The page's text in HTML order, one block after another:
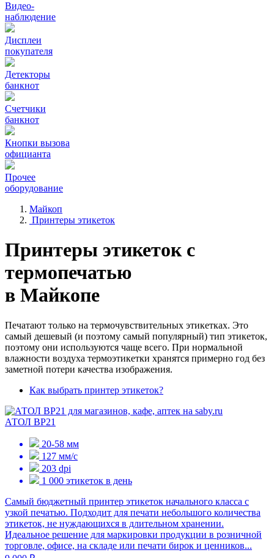
Видео‑
наблюдение
Дисплеи
покупателя
Детекторы
банкнот
Счетчики
банкнот
Кнопки вызова
официанта
Прочее
оборудование
Майкоп
Принтеры этикеток
Принтеры этикеток с
термопечатью
в Майкопе
Печатают только на термочувствительных этикетках. Это
самый дешевый (и поэтому самый популярный) тип этикеток,
поэтому они используются чаще всего. При нормальной
влажности воздуха термоэтикетки хранятся примерно год без
заметной потери качества изображения.
Как выбрать принтер этикеток?
АТОЛ BP21
20-58 мм
127 мм/с
203 dpi
1 000 этикеток в день
Самый бюджетный принтер этикеток начального класса с
узкой печатью. Подходит для печати небольшого количества
этикеток, не нуждающихся в длительном хранении.
Идеальное решение для маркировки продукции в розничной
торговле, офисе, на складе или печати бирок и ценников...